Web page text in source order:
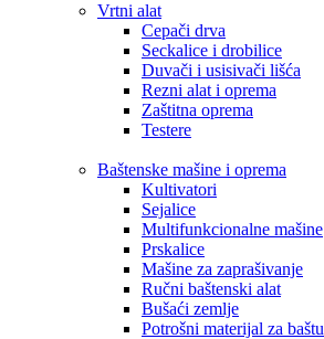
Vrtni alat
Cepači drva
Seckalice i drobilice
Duvači i usisivači lišća
Rezni alat i oprema
Zaštitna oprema
Testere
Baštenske mašine i oprema
Kultivatori
Sejalice
Multifunkcionalne mašine
Prskalice
Mašine za zaprašivanje
Ručni baštenski alat
Bušaći zemlje
Potrošni materijal za baštu